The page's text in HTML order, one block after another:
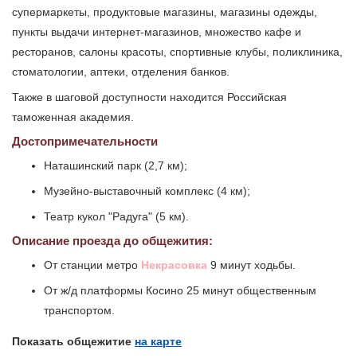
супермаркеты, продуктовые магазины, магазины одежды,
пункты выдачи интернет-магазинов, множество кафе и
ресторанов, салоны красоты, спортивные клубы, поликлиника,
стоматологии, аптеки, отделения банков.
Также в шаговой доступности находится Российская
таможенная академия.
Достопримечательности
Наташинский парк (2,7 км);
Музейно-выставочный комплекс (4 км);
Театр кукол "Радуга" (5 км).
Описание проезда до общежития:
От станции метро Некрасовка 9 минут ходьбы.
От ж/д платформы Косино 25 минут общественным
транспортом.
Показать общежитие на карте